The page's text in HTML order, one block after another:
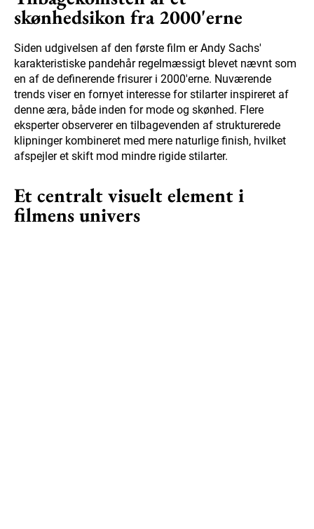
skønhedsikon fra 2000'erne
Siden udgivelsen af den første film er Andy Sachs'
karakteristiske pandehår regelmæssigt blevet nævnt som
en af de definerende frisurer i 2000'erne. Nuværende
trends viser en fornyet interesse for stilarter inspireret af
denne æra, både inden for mode og skønhed. Flere
eksperter observerer en tilbagevenden af strukturerede
klipninger kombineret med mere naturlige finish, hvilket
afspejler et skift mod mindre rigide stilarter.
Et centralt visuelt element i
filmens univers